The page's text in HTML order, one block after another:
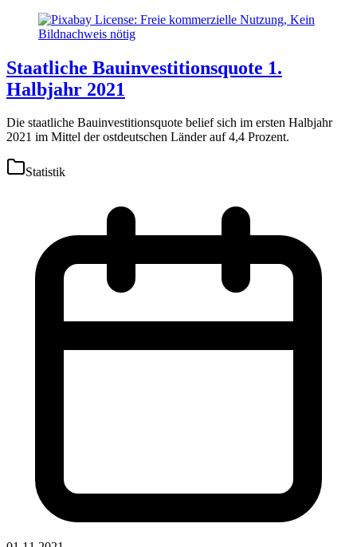
Staatliche Bauinvestitionsquote 1.
Halbjahr 2021
Die staatliche Bauinvestitionsquote belief sich im ersten Halbjahr
2021 im Mittel der ostdeutschen Länder auf 4,4 Prozent.
Statistik